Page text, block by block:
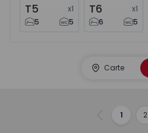
T5 x1
5
5
T6 x1
6
5
Carte
Précédent
1 2